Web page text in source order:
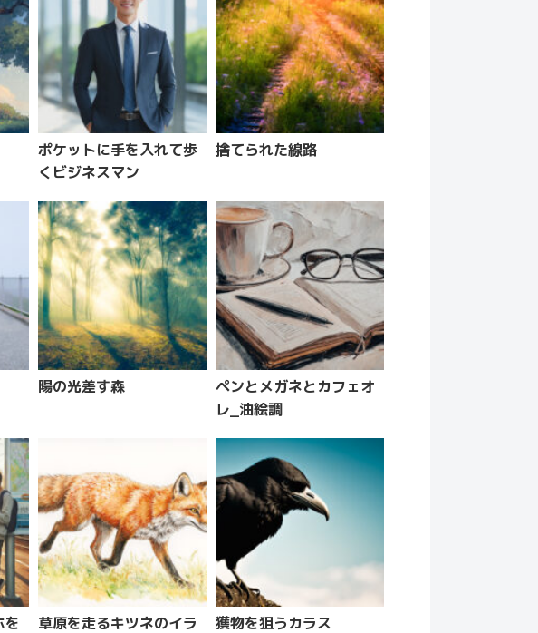
ポケットに手を入れて歩
くビジネスマン
捨てられた線路
陽の光差す森
ペンとメガネとカフェオ
レ_油絵調
を 草原を走るキツネのイラ 獲物を狙うカラス